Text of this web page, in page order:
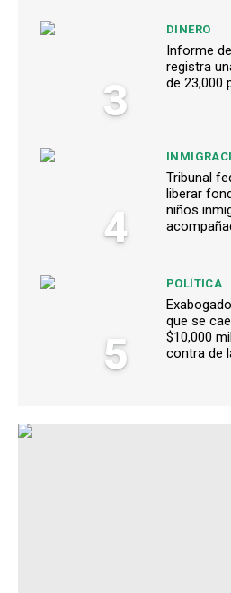
3
DINERO
Informe
registra
de 23,000
4
Tribunal
liberar
niños
5
POLÍTICA
que se
$10,000
contra de